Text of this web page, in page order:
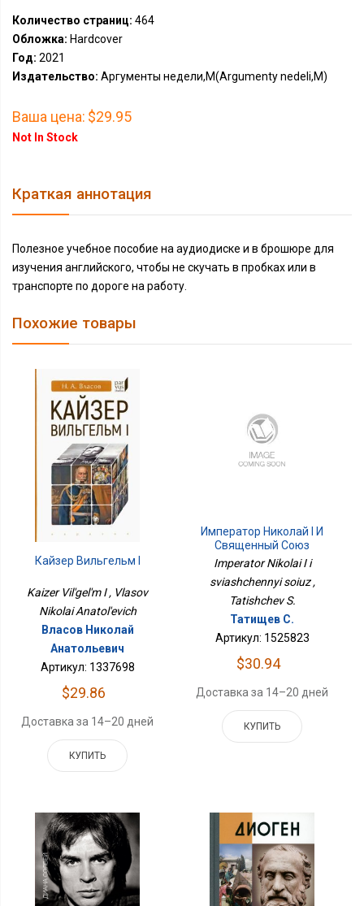
Количество страниц: 464
Обложка: Hardcover
Год: 2021
Издательство: Аргументы недели,М(Argumenty nedeli,M)
Ваша цена: $29.95
Not In Stock
Краткая аннотация
Полезное учебное пособие на аудиодиске и в брошюре для
изучения английского, чтобы не скучать в пробках или в
транспорте по дороге на работу.
Похожие товары
Кайзер Вильгельм I
Kaizer Vil'gel'm I , Vlasov
Nikolai Anatol'evich
Власов Николай
Анатольевич
Артикул: 1337698
$29.86
Доставка за 14–20 дней
КУПИТЬ
Император Николай I И
Священный Союз
Imperator Nikolai I i
sviashchennyi soiuz ,
Tatishchev S.
Татищев С.
Артикул: 1525823
$30.94
Доставка за 14–20 дней
КУПИТЬ